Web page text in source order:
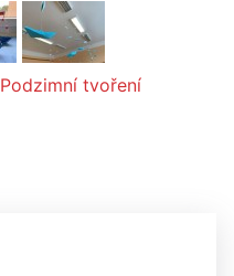
Podzimní tvoření